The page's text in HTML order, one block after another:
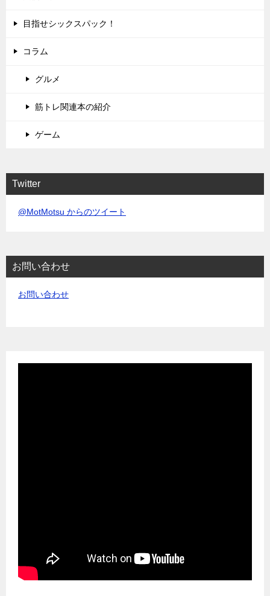
目指せシックスパック！
コラム
グルメ
筋トレ関連本の紹介
ゲーム
Twitter
@MotMotsu からのツイート
お問い合わせ
お問い合わせ